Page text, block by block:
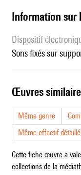
Information
Dispositif
sons fixés sur
œuvres
Même genre
Même effectif détaillé
Cette fiche œuvre a
collections de la